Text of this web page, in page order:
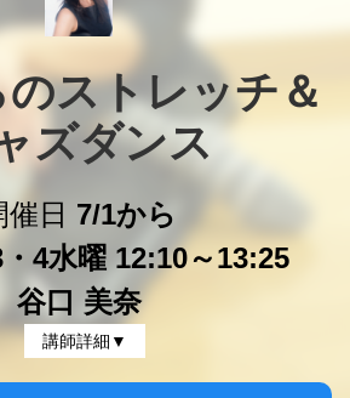
ストレッチ＆
ズダンス
催日 7/1から
4水曜 12:10～13:25
谷口 美奈
講師詳細▼